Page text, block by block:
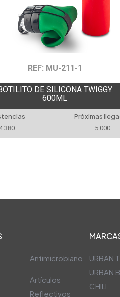
REF: MU-211-1
DE SILICONA TWIGGY
600ML
4.380
Próximas
5.000
Antimicrobiano
Artículos
Reflectivos
URBAN
URBAN
CHILI